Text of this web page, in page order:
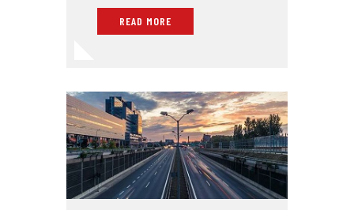
READ MORE